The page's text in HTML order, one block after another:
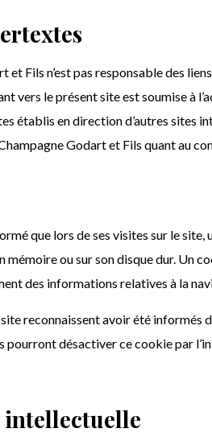
et Fils n’est pas responsable des
vers le présent site est soumise à
établis en direction d’autres sites
Godart et Fils quant au
que lors de ses visites sur le
ou sur son disque dur. Un
des informations relatives à la
reconnaissent avoir été
pourront désactiver ce cookie par